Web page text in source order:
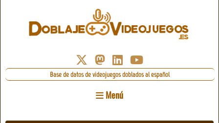
Base de datos de videojuegos doblados al español
Menú